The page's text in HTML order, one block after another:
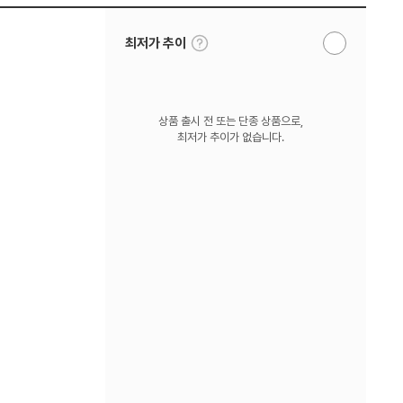
최저가 추이
툴
팁
알
상품 출시 전 또는 단종 상품으로,
최저가 추이가 없습니다.